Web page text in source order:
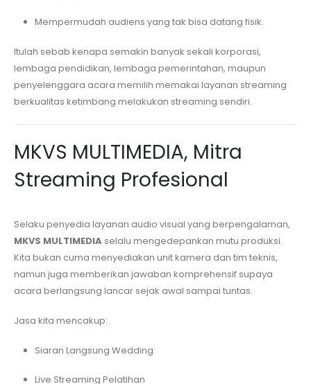
Mempermudah audiens yang tak bisa datang fisik.
Itulah sebab kenapa semakin banyak sekali korporasi,
lembaga pendidikan, lembaga pemerintahan, maupun
penyelenggara acara memilih memakai layanan streaming
berkualitas ketimbang melakukan streaming sendiri.
MKVS MULTIMEDIA, Mitra
Streaming Profesional
Selaku penyedia layanan audio visual yang berpengalaman,
MKVS MULTIMEDIA selalu mengedepankan mutu produksi.
Kita bukan cuma menyediakan unit kamera dan tim teknis,
namun juga memberikan jawaban komprehensif supaya
acara berlangsung lancar sejak awal sampai tuntas.
Jasa kita mencakup:
Siaran Langsung Wedding
Live Streaming Pelatihan